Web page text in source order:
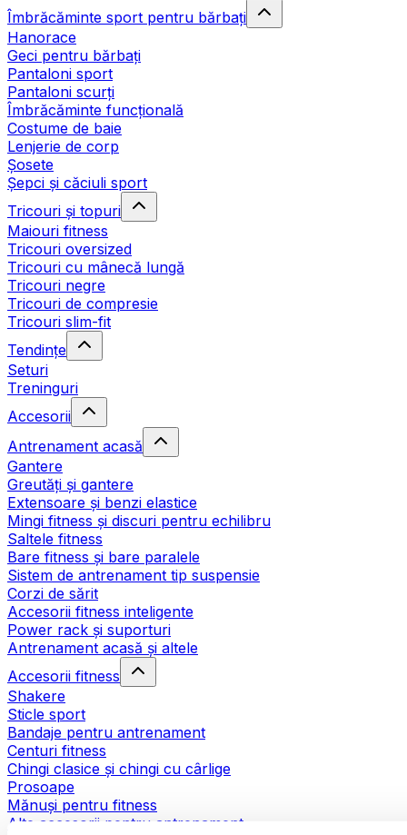
Îmbrăcăminte sport pentru bărbați
Hanorace
Geci pentru bărbați
Pantaloni sport
Pantaloni scurți
Îmbrăcăminte funcțională
Costume de baie
Lenjerie de corp
Șosete
Șepci și căciuli sport
Tricouri și topuri
Maiouri fitness
Tricouri oversized
Tricouri cu mânecă lungă
Tricouri negre
Tricouri de compresie
Tricouri slim-fit
Tendințe
Seturi
Treninguri
Accesorii
Antrenament acasă
Gantere
Greutăți și gantere
Extensoare și benzi elastice
Mingi fitness și discuri pentru echilibru
Saltele fitness
Bare fitness și bare paralele
Sistem de antrenament tip suspensie
Corzi de sărit
Accesorii fitness inteligente
Power rack și suporturi
Antrenament acasă și altele
Accesorii fitness
Shakere
Sticle sport
Bandaje pentru antrenament
Centuri fitness
Chingi clasice și chingi cu cârlige
Prosoape
Mănuși pentru fitness
Alte accesorii pentru antrenament